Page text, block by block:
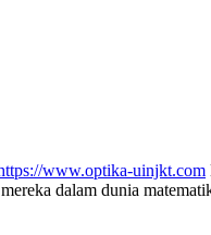
www.optika-uinjkt.com
dalam dunia